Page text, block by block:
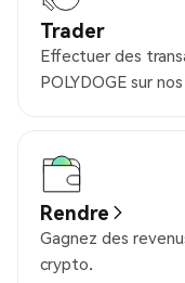
Trader
Effectuer des
POLYDOGE sur
Rendre
Gagnez des
crypto.